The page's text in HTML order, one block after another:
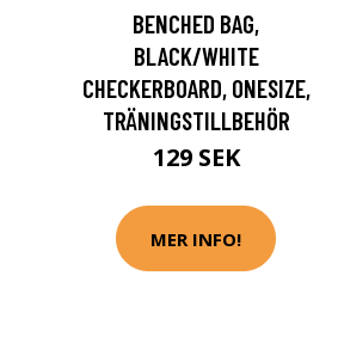
BENCHED BAG,
BLACK/WHITE
CHECKERBOARD, ONESIZE,
TRÄNINGSTILLBEHÖR
129 SEK
MER INFO!